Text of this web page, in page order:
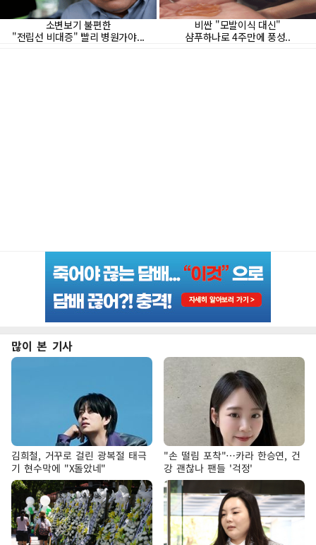
많이 본 기사
김희철, 거꾸로 걸린 광복절 태극
기 현수막에 "X돌았네"
"손 떨림 포착"…카라 한승연, 건
강 괜찮나 팬들 '걱정'